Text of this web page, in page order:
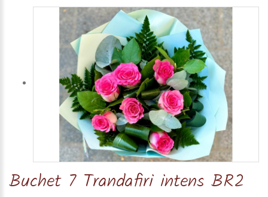
Buchet 7 Trandafiri intens BR2